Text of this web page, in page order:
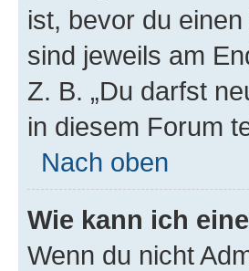
ist, bevor du
sind jeweils am
Z. B. „Du darfst
in diesem Forum
Nach oben
Wie kann ich
Wenn du nicht